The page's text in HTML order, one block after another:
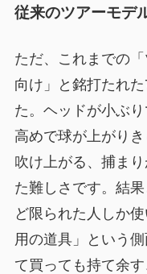
従来のツアーモデ
ただ、これまでの
向け」と銘打たれ
た。ヘッドが小ぶ
高めで球が上がり
吹け上がる、捕ま
た難しさです。結
ど限られた人しか
用の道具」という
て買っても持て余